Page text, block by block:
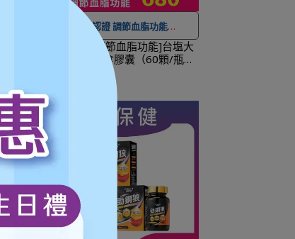
健康食品認證 調節血脂功能
★ 可宅配到府&超商取貨，全館滿 NT$
免運費，另有離島7-11超取服務
★ 登入會員訂購，管理訂單更方便，還
累積紅利點數，一點抵一元
★到貨時間參考
：訂購完成後，下個工
作天出貨，出貨後物流預計1-3個工作天
送達。
[健康食品認證 調節血脂功能]台塩大
紅麴-健康紅麴素食膠囊（60顆/瓶，